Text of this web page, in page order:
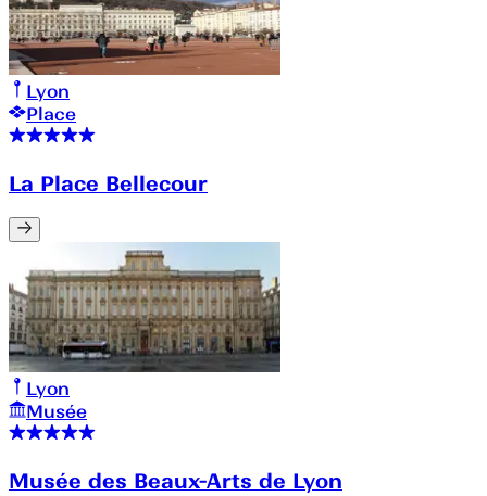
Lyon
Place
La Place Bellecour
Lyon
Musée
Musée des Beaux-Arts de Lyon